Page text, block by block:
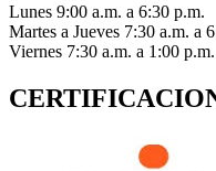
Lunes 9:00 a.m. a 6:30 p.m.
Martes a Jueves 7:30 a.m. a
Viernes 7:30 a.m. a 1:00 p.m.